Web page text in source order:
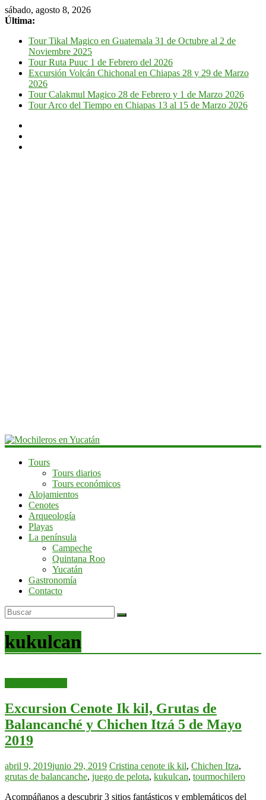
sábado, agosto 8, 2026
Última:
Tour Tikal Magico en Guatemala 31 de Octubre al 2 de
Noviembre 2025
Tour Ruta Puuc 1 de Febrero del 2026
Excursión Volcán Chichonal en Chiapas 28 y 29 de Marzo
2026
Tour Calakmul Magico 28 de Febrero y 1 de Marzo 2026
Tour Arco del Tiempo en Chiapas 13 al 15 de Marzo 2026
Mochileros
Yucatán
Yucatán
Tours
Tours diarios
Tours económicos
Alojamientos
Cenotes
Arqueología
Playas
La península
Campeche
Quintana Roo
Yucatán
Gastronomía
Contacto
kukulcan
Excursion Cenote Ik kil, Grutas de
Balancanché y Chichen Itzá 5 de Mayo
2019
abril 9, 2019junio 29, 2019 Cristina cenote ik kil, Chichen Itza,
grutas de balancanche, juego de pelota, kukulcan, tourmochilero
Acompáñanos a descubrir 3 sitios fantásticos y emblemáticos del